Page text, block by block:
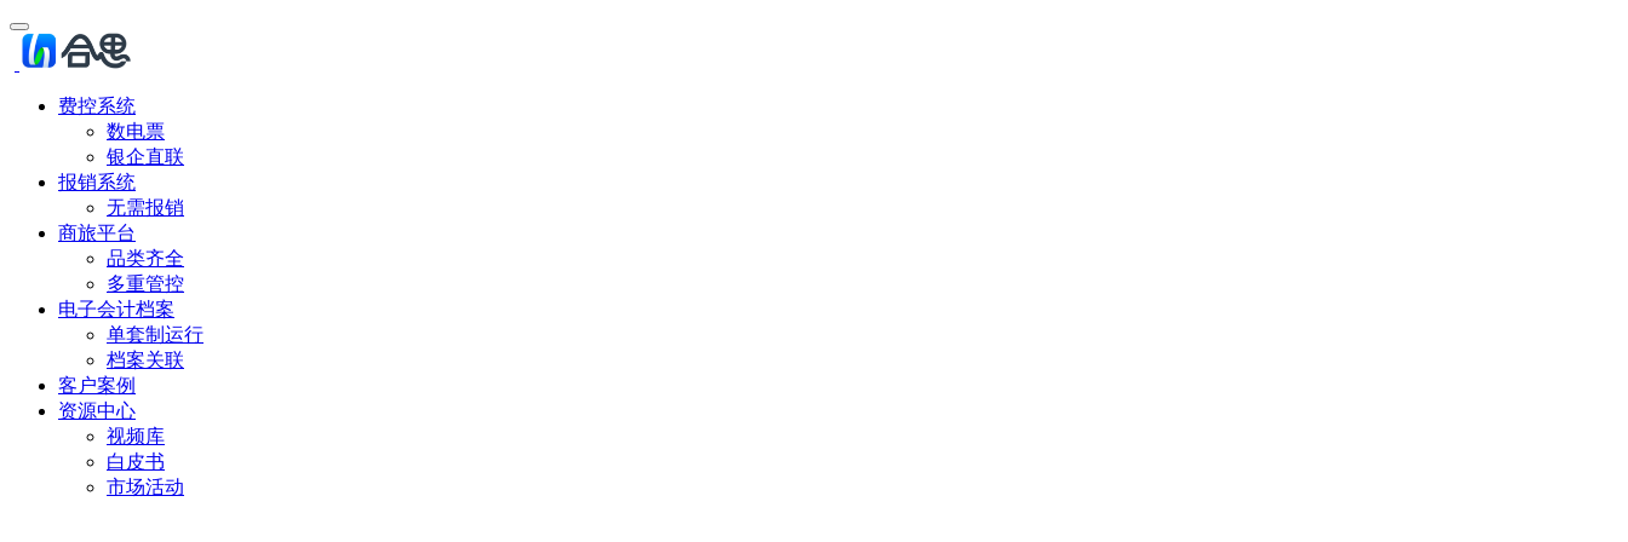
费控系统
数电票
银企直联
报销系统
无需报销
商旅平台
品类齐全
多重管控
电子会计档案
单套制运行
档案关联
客户案例
资源中心
视频库
白皮书
市场活动